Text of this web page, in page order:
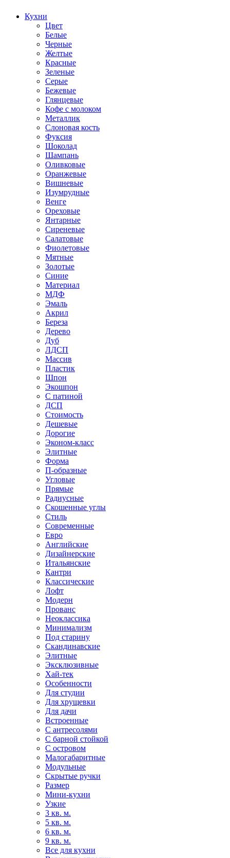
Кухни
Цвет
Белые
Черные
Желтые
Красные
Зеленые
Серые
Бежевые
Глянцевые
Кофе с молоком
Металлик
Слоновая кость
Фуксия
Шоколад
Шампань
Оливковые
Оранжевые
Вишневые
Изумрудные
Венге
Ореховые
Янтарные
Сиреневые
Салатовые
Фиолетовые
Мятные
Золотые
Синие
Материал
МДФ
Эмаль
Акрил
Береза
Дерево
Дуб
ЛДСП
Массив
Пластик
Шпон
Экошпон
С патиной
ДСП
Стоимость
Дешевые
Дорогие
Эконом-класс
Элитные
Форма
П-образные
Угловые
Прямые
Радиусные
Скошенные углы
Стиль
Современные
Евро
Английские
Дизайнерские
Итальянские
Кантри
Классические
Лофт
Модерн
Прованс
Неоклассика
Минимализм
Под старину
Скандинавские
Элитные
Эксклюзивные
Хай-тек
Особенности
Для студии
Для хрущевки
Для дачи
Встроенные
С антресолями
С барной стойкой
С островом
Малогабаритные
Модульные
Скрытые ручки
Размер
Мини-кухни
Узкие
3 кв. м.
5 кв. м.
6 кв. м.
9 кв. м.
Все для кухни